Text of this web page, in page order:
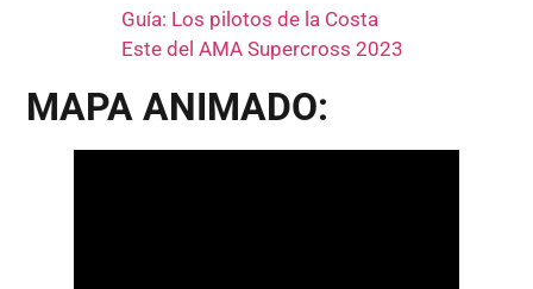
Guía: Los pilotos de la Costa
Este del AMA Supercross 2023
MAPA ANIMADO: